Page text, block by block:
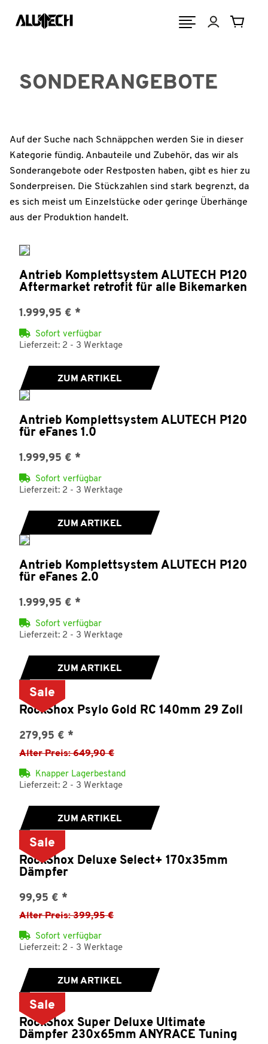
SONDERANGEBOTE
Auf der Suche nach Schnäppchen werden Sie in dieser
Kategorie fündig. Anbauteile und Zubehör, das wir als
Sonderangebote oder Restposten haben, gibt es hier zu
Sonderpreisen. Die Stückzahlen sind stark begrenzt, da
es sich meist um Einzelstücke oder geringe Überhänge
aus der Produktion handelt.
Antrieb Komplettsystem ALUTECH P120
Aftermarket retrofit für alle Bikemarken
1.999,95 € *
Sofort verfügbar
Lieferzeit: 2 - 3 Werktage
ZUM ARTIKEL
Antrieb Komplettsystem ALUTECH P120
für eFanes 1.0
1.999,95 € *
Sofort verfügbar
Lieferzeit: 2 - 3 Werktage
ZUM ARTIKEL
Antrieb Komplettsystem ALUTECH P120
für eFanes 2.0
1.999,95 € *
Sofort verfügbar
Lieferzeit: 2 - 3 Werktage
ZUM ARTIKEL
Sale
RockShox Psylo Gold RC 140mm 29 Zoll
279,95 € *
Alter Preis: 649,90 €
Knapper Lagerbestand
Lieferzeit: 2 - 3 Werktage
ZUM ARTIKEL
Sale
RockShox Deluxe Select+ 170x35mm
Dämpfer
99,95 € *
Alter Preis: 399,95 €
Sofort verfügbar
Lieferzeit: 2 - 3 Werktage
ZUM ARTIKEL
Sale
RockShox Super Deluxe Ultimate
Dämpfer 230x65mm ANYRACE Tuning